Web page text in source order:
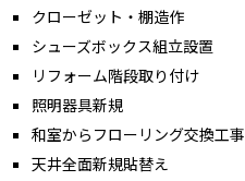
クローゼット・棚造作
シューズボックス組立設置
リフォーム階段取り付け
照明器具新規
和室からフローリング交換工事
天井全面新規貼替え